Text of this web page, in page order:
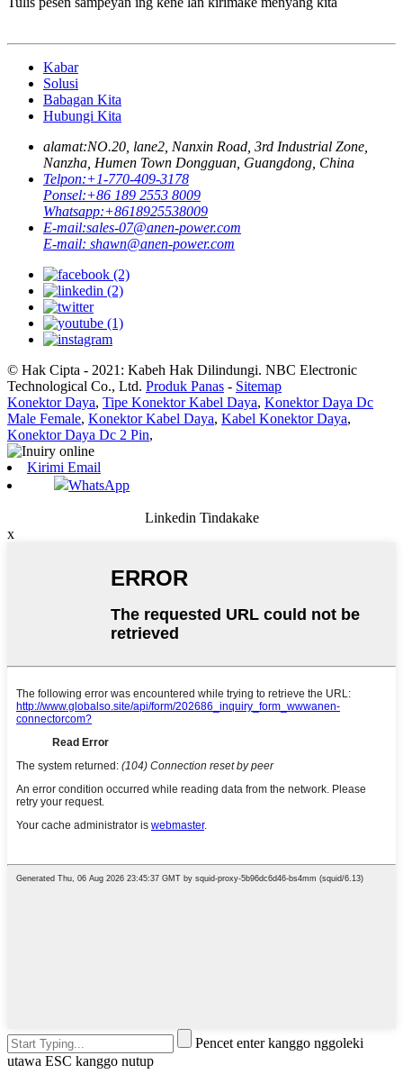
Kabar
Solusi
Babagan Kita
Hubungi Kita
alamat:NO.20, lane2, Nanxin Road, 3rd Industrial Zone,
Nanzha, Humen Town Dongguan, Guangdong, China
Telpon:+1-770-409-3178
Ponsel:+86 189 2553 8009
Whatsapp:+8618925538009
E-mail:sales-07@anen-power.com
E-mail: shawn@anen-power.com
© Hak Cipta - 2021: Kabeh Hak Dilindungi. NBC Electronic
Technological Co., Ltd. Produk Panas - Sitemap
Konektor Daya, Tipe Konektor Kabel Daya, Konektor Daya Dc
Male Female, Konektor Kabel Daya, Kabel Konektor Daya,
Konektor Daya Dc 2 Pin,
Kirimi Email
WhatsApp
Linkedin Tindakake
x
Pencet enter kanggo nggoleki
utawa ESC kanggo nutup